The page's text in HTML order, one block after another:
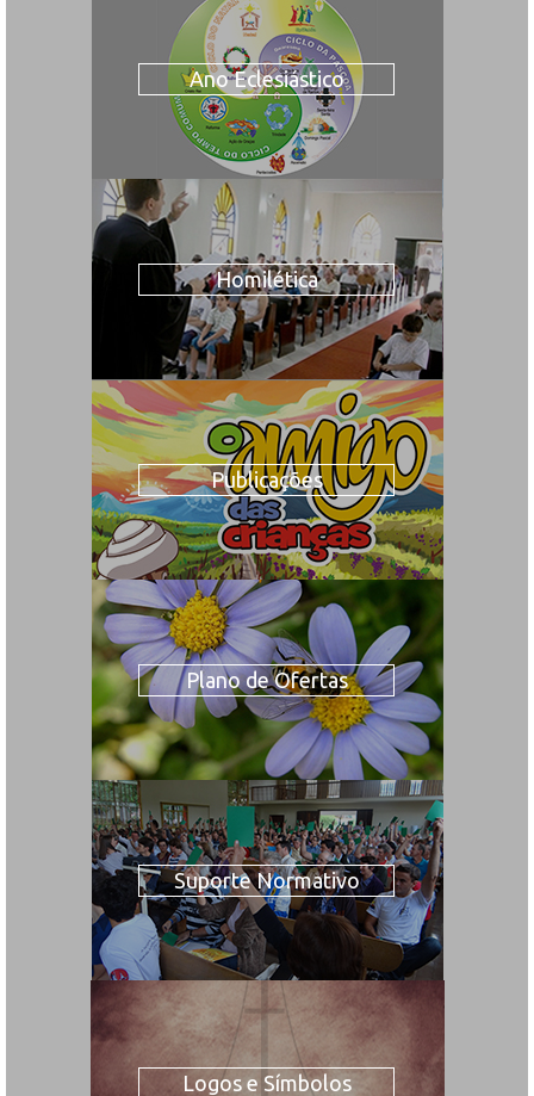
Ano Eclesiástico
Homilética
Publicações
Plano de Ofertas
Suporte Normativo
Logos e Símbolos